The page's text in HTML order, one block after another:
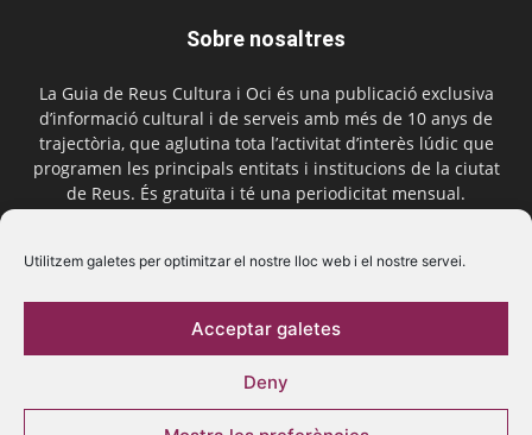
Utilitzem galetes per optimitzar el nostre lloc web i el nostre servei.
Acceptar galetes
Deny
Sobre nosaltres
La Guia de Reus Cultura i Oci és una publicació exclusiva
d’informació cultural i de serveis amb més de 10 anys de
trajectòria, que aglutina tota l’activitat d’interès lúdic que
programen les principals entitats i institucions de la ciutat
de Reus. És gratuïta i té una periodicitat mensual.
Segueix-nos